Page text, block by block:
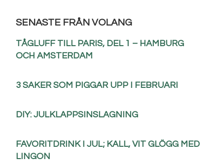
SENASTE FRÅN VOLANG
TÅGLUFF TILL PARIS, DEL 1 – HAMBURG
OCH AMSTERDAM
3 SAKER SOM PIGGAR UPP I FEBRUARI
DIY: JULKLAPPSINSLAGNING
FAVORITDRINK I JUL; KALL, VIT GLÖGG MED
LINGON